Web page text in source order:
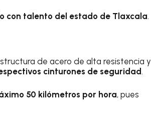
con talento del estado de Tlaxcala.
de acero de alta resistencia y
cinturones de seguridad.
50 kilómetros por hora, pues